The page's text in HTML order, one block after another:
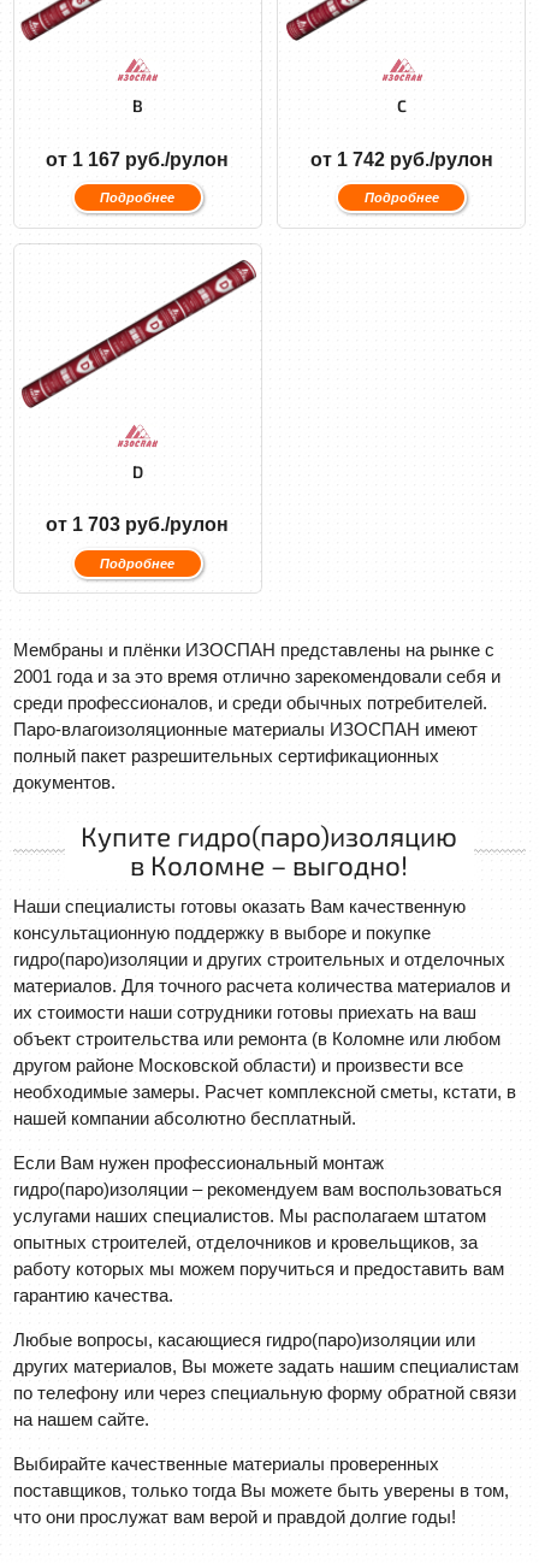
B
от 1 167 руб./рулон
Подробнее
C
от 1 742 руб./рулон
Подробнее
D
от 1 703 руб./рулон
Подробнее
Мембраны и плёнки ИЗОСПАН представлены на рынке с
2001 года и за это время отлично зарекомендовали себя и
среди профессионалов, и среди обычных потребителей.
Паро-влагоизоляционные материалы ИЗОСПАН имеют
полный пакет разрешительных сертификационных
документов.
Купите гидро(паро)изоляцию
в Коломне – выгодно!
Наши специалисты готовы оказать Вам качественную
консультационную поддержку в выборе и покупке
гидро(паро)изоляции и других строительных и отделочных
материалов. Для точного расчета количества материалов и
их стоимости наши сотрудники готовы приехать на ваш
объект строительства или ремонта (в Коломне или любом
другом районе Московской области) и произвести все
необходимые замеры. Расчет комплексной сметы, кстати, в
нашей компании абсолютно бесплатный.
Если Вам нужен профессиональный монтаж
гидро(паро)изоляции – рекомендуем вам воспользоваться
услугами наших специалистов. Мы располагаем штатом
опытных строителей, отделочников и кровельщиков, за
работу которых мы можем поручиться и предоставить вам
гарантию качества.
Любые вопросы, касающиеся гидро(паро)изоляции или
других материалов, Вы можете задать нашим специалистам
по телефону или через специальную форму обратной связи
на нашем сайте.
Выбирайте качественные материалы проверенных
поставщиков, только тогда Вы можете быть уверены в том,
что они прослужат вам верой и правдой долгие годы!